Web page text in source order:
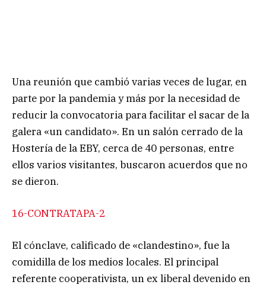
Una reunión que cambió varias veces de lugar, en
parte por la pandemia y más por la necesidad de
reducir la convocatoria para facilitar el sacar de la
galera «un candidato». En un salón cerrado de la
Hostería de la EBY, cerca de 40 personas, entre
ellos varios visitantes, buscaron acuerdos que no
se dieron.
16-CONTRATAPA-2
El cónclave, calificado de «clandestino», fue la
comidilla de los medios locales. El principal
referente cooperativista, un ex liberal devenido en